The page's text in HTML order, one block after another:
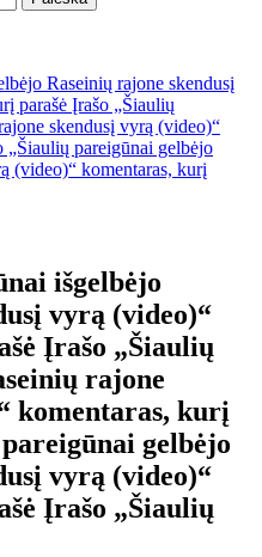
Raseinių rajone skendusį
parašė Įrašo „Šiaulių
skendusį vyrą (video)“
„Šiaulių pareigūnai gelbėjo
(video)“ komentaras, kurį
išgelbėjo
vyrą (video)“
Įrašo „Šiaulių
rajone
komentaras, kurį
gelbėjo
vyrą (video)“
Įrašo „Šiaulių